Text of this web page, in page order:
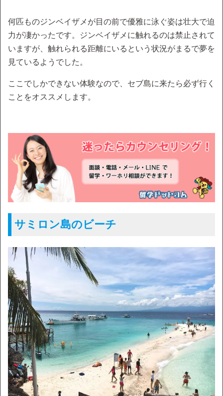
何匹ものジンベイザメが目の前で優雅に泳ぐ姿は壮大で迫
力が凄かったです。ジンベイザメに触れるのは禁止されて
いますが、触れられる距離にいるという状況がまるで夢を
見ているようでした。
ここでしかできない体験なので、セブ島に来たら必ず行く
ことをオススメします。
サミロン島のビーチ